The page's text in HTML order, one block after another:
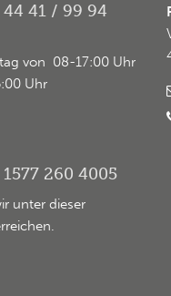
41 / 99 94
von 08-17:00 Uhr
Uhr
260 4005
unter dieser